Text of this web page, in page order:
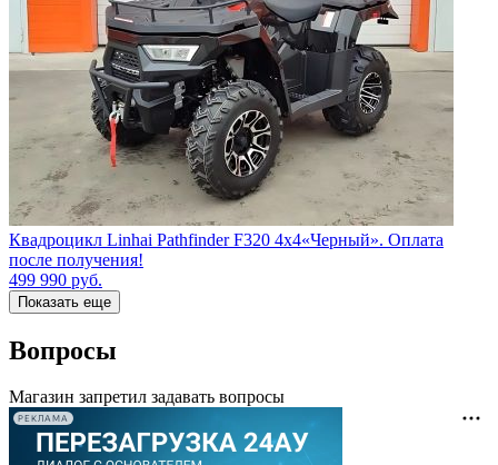
Квадроцикл Linhai Pathfinder F320 4х4«Черный». Оплата
после получения!
499 990 руб.
Показать еще
Вопросы
Магазин запретил задавать вопросы
РЕКЛАМА